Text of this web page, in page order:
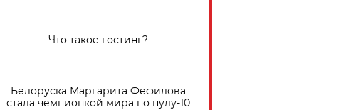
Что такое гостинг?
Белоруска Маргарита Фефилова
стала чемпионкой мира по пулу-10